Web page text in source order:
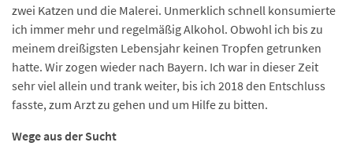
zwei Katzen und die Malerei. Unmerklich schnell konsumierte
ich immer mehr und regelmäßig Alkohol. Obwohl ich bis zu
meinem dreißigsten Lebensjahr keinen Tropfen getrunken
hatte. Wir zogen wieder nach Bayern. Ich war in dieser Zeit
sehr viel allein und trank weiter, bis ich 2018 den Entschluss
fasste, zum Arzt zu gehen und um Hilfe zu bitten.
Wege aus der Sucht